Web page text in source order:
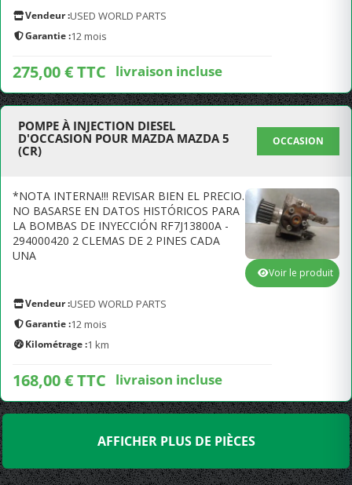
Vendeur :USED WORLD PARTS
Garantie :12 mois
275,00 € TTC livraison incluse
POMPE À INJECTION DIESEL
D'OCCASION POUR MAZDA MAZDA 5
(CR)
OCCASION
*NOTA INTERNA!!! REVISAR BIEN EL PRECIO.
NO BASARSE EN DATOS HISTÓRICOS PARA
LA BOMBAS DE INYECCIÓN RF7J13800A -
294000420 2 CLEMAS DE 2 PINES CADA
UNA
Vendeur :USED WORLD PARTS
Garantie :12 mois
Kilométrage :1 km
168,00 € TTC livraison incluse
Voir le produit
AFFICHER PLUS DE PIÈCES